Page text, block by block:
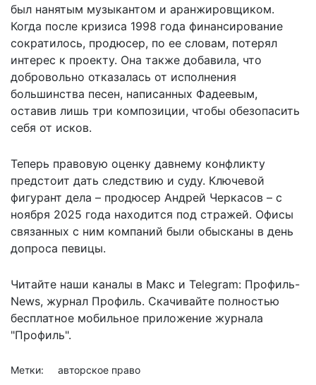
был нанятым музыкантом и аранжировщиком.
Когда после кризиса 1998 года финансирование
сократилось, продюсер, по ее словам, потерял
интерес к проекту. Она также добавила, что
добровольно отказалась от исполнения
большинства песен, написанных Фадеевым,
оставив лишь три композиции, чтобы обезопасить
себя от исков.
Теперь правовую оценку давнему конфликту
предстоит дать следствию и суду. Ключевой
фигурант дела – продюсер Андрей Черкасов – с
ноября 2025 года находится под стражей. Офисы
связанных с ним компаний были обысканы в день
допроса певицы.
Читайте наши каналы в Макс и Telegram: Профиль-
News, журнал Профиль. Скачивайте полностью
бесплатное мобильное приложение журнала
"Профиль".
Метки: авторское право